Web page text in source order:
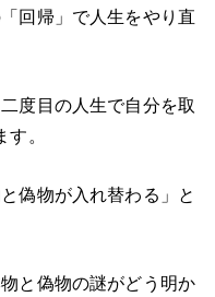
回帰」で人生をやり直
度目の人生で自分を取
。
偽物が入れ替わる」と
と偽物の謎がどう明か